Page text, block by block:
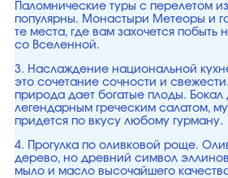
Паломнические туры с перелетом
популярны. Монастыри Метеоры и
те места, где вам захочется
со Вселенной.
3. Наслаждение национальной
это сочетание сочности и
природа дает богатые плоды.
легендарным греческим салатом,
придется по вкусу любому гурману.
4. Прогулка по оливковой роще.
дерево, но древний символ
мыло и масло высочайшего